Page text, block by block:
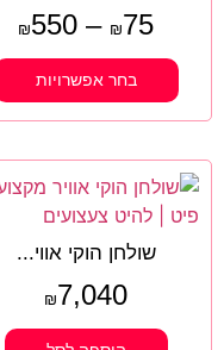
₪75
–
₪550
בחר אפשרויות
שולחן הוקי אווי...
₪7,040